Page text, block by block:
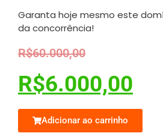
Garanta hoje mesmo este
da concorrência!
R$60.000,00
R$6.000,00
Adicionar ao carrinho